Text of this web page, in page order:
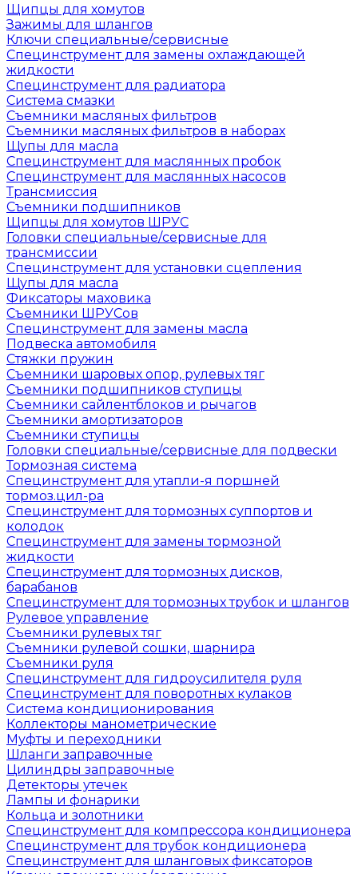
Щипцы для хомутов
Зажимы для шлангов
Ключи специальные/сервисные
Специнструмент для замены охлаждающей
жидкости
Специнструмент для радиатора
Система смазки
Съемники масляных фильтров
Съемники масляных фильтров в наборах
Щупы для масла
Специнструмент для маслянных пробок
Специнструмент для маслянных насосов
Трансмиссия
Съемники подшипников
Щипцы для хомутов ШРУС
Головки специальные/сервисные для
трансмиссии
Специнструмент для установки сцепления
Щупы для масла
Фиксаторы маховика
Съемники ШРУСов
Специнструмент для замены масла
Подвеска автомобиля
Стяжки пружин
Съемники шаровых опор, рулевых тяг
Съемники подшипников ступицы
Съемники сайлентблоков и рычагов
Съемники амортизаторов
Съемники ступицы
Головки специальные/сервисные для подвески
Тормозная система
Специнструмент для утапли-я поршней
тормоз.цил-ра
Специнструмент для тормозных суппортов и
колодок
Специнструмент для замены тормозной
жидкости
Специнструмент для тормозных дисков,
барабанов
Специнструмент для тормозных трубок и шлангов
Рулевое управление
Съемники рулевых тяг
Съемники рулевой сошки, шарнира
Съемники руля
Специнструмент для гидроусилителя руля
Специнструмент для поворотных кулаков
Система кондиционирования
Коллекторы манометрические
Муфты и переходники
Шланги заправочные
Цилиндры заправочные
Детекторы утечек
Лампы и фонарики
Кольца и золотники
Специнструмент для компрессора кондиционера
Специнструмент для трубок кондиционера
Специнструмент для шланговых фиксаторов